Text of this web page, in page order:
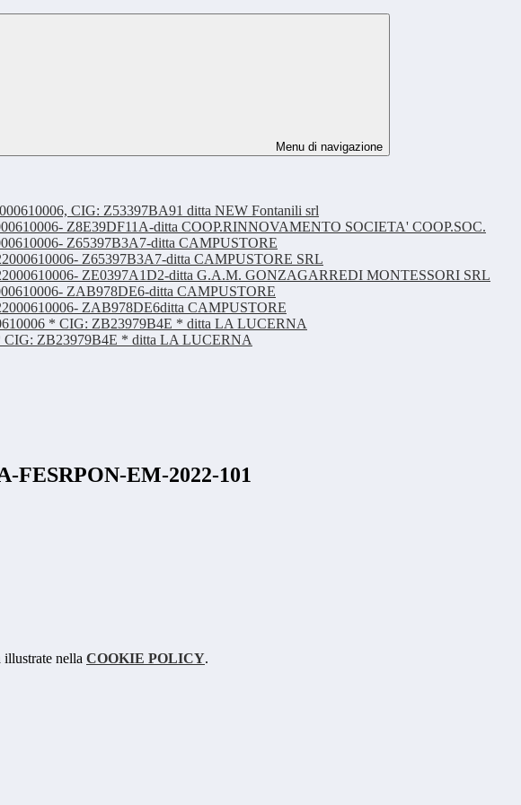
Menu di navigazione
CIG: Z53397BA91 ditta NEW Fontanili srl
Z8E39DF11A-ditta COOP.RINNOVAMENTO SOCIETA' COOP.SOC.
Z65397B3A7-ditta CAMPUSTORE
Z65397B3A7-ditta CAMPUSTORE SRL
ZE0397A1D2-ditta G.A.M. GONZAGARREDI MONTESSORI SRL
ZAB978DE6-ditta CAMPUSTORE
ZAB978DE6ditta CAMPUSTORE
* CIG: ZB23979B4E * ditta LA LUCERNA
ZB23979B4E * ditta LA LUCERNA
FESRPON-EM-2022-101
nella COOKIE POLICY.